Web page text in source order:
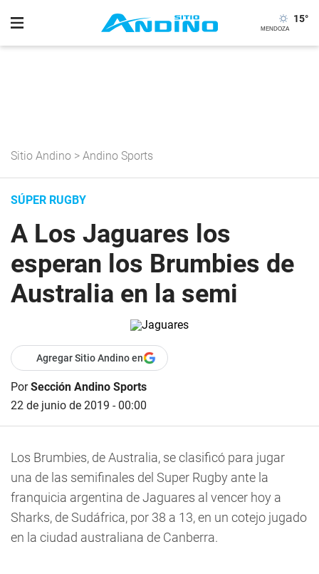
15°
Sitio Andino > Andino Sports
SÚPER RUGBY
A Los Jaguares los
esperan los Brumbies de
Australia en la semi
Agregar Sitio Andino en
PorSección Andino Sports
22 de junio de 2019 - 00:00
Los Brumbies, de Australia, se clasificó para jugar
una de las semifinales del Super Rugby ante la
franquicia argentina de Jaguares al vencer hoy a
Sharks, de Sudáfrica, por 38 a 13, en un cotejo jugado
en la ciudad australiana de Canberra.